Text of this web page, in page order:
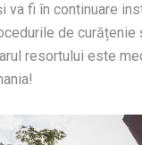
va fi în continuare
de curățenie
resortului este